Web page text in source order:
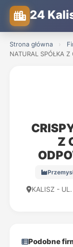
24
Strona główna ›
NATURAL SPÓŁKA Z
Z
KALISZ -
Podobne